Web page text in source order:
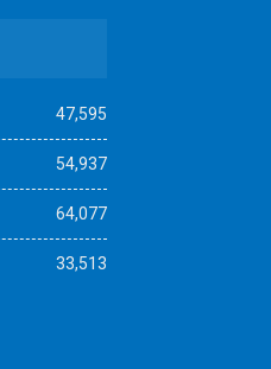
47,595
54,937
64,077
33,513